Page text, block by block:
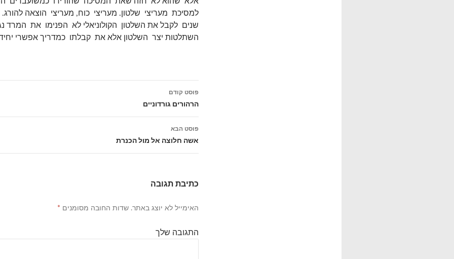
למסיכת מעריצי שלטון. מעריצי כוח, מעריצי הוצאה להורג.
שנים לקבל את השלטון הקולוניאלי לא הפנימו את המרד
השתלטות יצר השלטון אלא את קבלתו כמדריך אפשרי
ניווט
פוסטים
פוסט קודם
הרהורים גורדוניים
פוסט הבא
אשה חלוצה אל מול הכנרת
כתיבת תגובה
האימייל לא יוצג באתר. שדות החובה מסומנים *
התגובה שלך